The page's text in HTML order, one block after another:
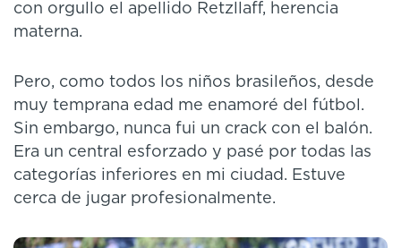
con orgullo el apellido Retzllaff, herencia
materna.
Pero, como todos los niños brasileños, desde
muy temprana edad me enamoré del fútbol.
Sin embargo, nunca fui un crack con el balón.
Era un central esforzado y pasé por todas las
categorías inferiores en mi ciudad. Estuve
cerca de jugar profesionalmente.